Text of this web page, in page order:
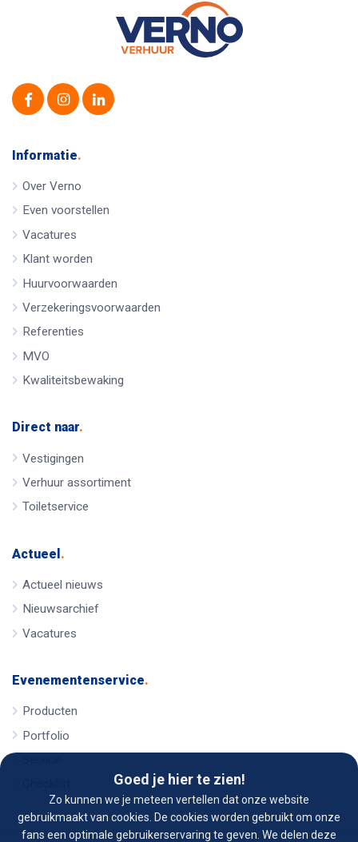
Goed je hier te zien!
Zo kunnen we je meteen vertellen dat onze website
gebruikmaakt van cookies. De cookies worden gebruikt om onze
fans een optimale gebruikerservaring te geven. We delen deze
Informatie.
Over Verno
Even voorstellen
Vacatures
Klant worden
Huurvoorwaarden
Verzekeringsvoorwaarden
Referenties
MVO
Kwaliteitsbewaking
Direct naar.
Vestigingen
Verhuur assortiment
Toiletservice
Actueel .
Actueel nieuws
Nieuwsarchief
Vacatures
Evenementenservice.
Producten
Portfolio